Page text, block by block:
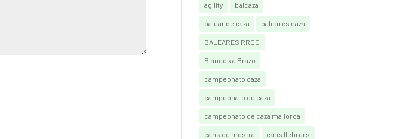
agility balcaza
balear de caza baleares caza
BALEARES RRCC
Blancos a Brazo
campeonato caza
campeonato de caza
campeonato de caza mallorca
cans de mostra cans llebrers